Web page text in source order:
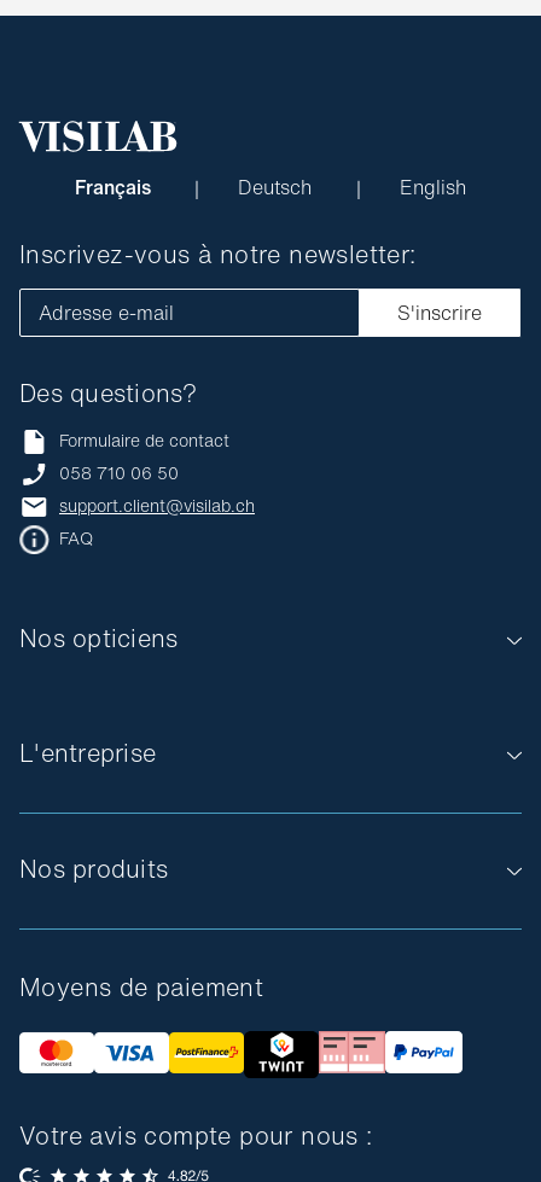
Français Deutsch English
L'entreprise
Nos produits
Nos opticiens
Des questions?
Formulaire de contact
058 710 06 50
support.client@visilab.ch
FAQ
Inscrivez-vous à notre newsletter:
Adresse e-mail S'inscrire
Moyens de paiement
Votre avis compte pour nous :